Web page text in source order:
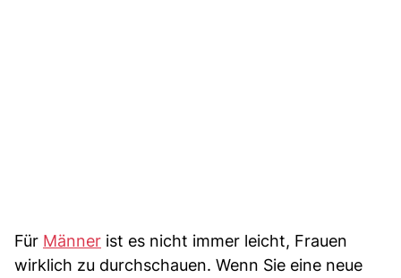
Für Männer ist es nicht immer leicht, Frauen
wirklich zu durchschauen. Wenn Sie eine neue